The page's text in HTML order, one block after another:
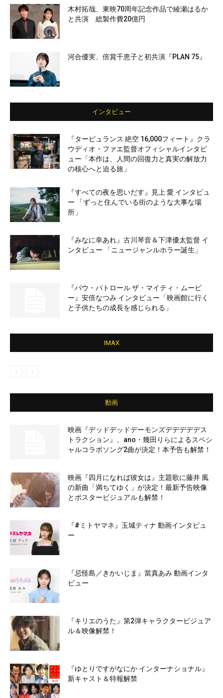
木村拓哉、東映70周年記念作品で綾瀬はるか
と共演 総製作費20億円
河合優実、倍賞千恵子と初共演『PLAN 75』
インタビュー
『タービュランス 絶空 16,000フィート』クラ
ウディオ・ファエ監督オフィシャルインタビ
ュー「本作は、人間の回復力と真実の解放力
の核心へと迫る旅」
『すべての夜を思いだす』見上 愛 インタビュ
ー 「ずっと住んでいる街のような大事な場
所」
『みなに幸あれ』古川琴音＆下津優太監督 イ
ンタビュー 「ニュージャンルホラー誕生」
『パウ・パトロール ザ・マイティ・ムービ
ー』安倍なつみ インタビュー「映画館に行く
と子供たちの成長を感じられる」
IMAX
動画
映画『デッドデッドデーモンズデデデデデス
トラクション』、ano・幾田りらによるスペシ
ャルコラボソング2曲が決定！本予告も解禁！
映画『四月になれば彼女は』主題歌に藤井 風
の新曲「満ちてゆく」が決定！最新予告映像
とポスタービジュアルも解禁！
『#ミトヤマネ』玉城ティナ 動画インタビュ
ー
『忌怪島／きかいじま』當真あみ 動画インタ
ビュー
『キリエのうた』第2弾キャラクタービジュア
ル＆映像解禁！
『ゆとりですがなにか インターナショナル』
新キャスト＆特報解禁